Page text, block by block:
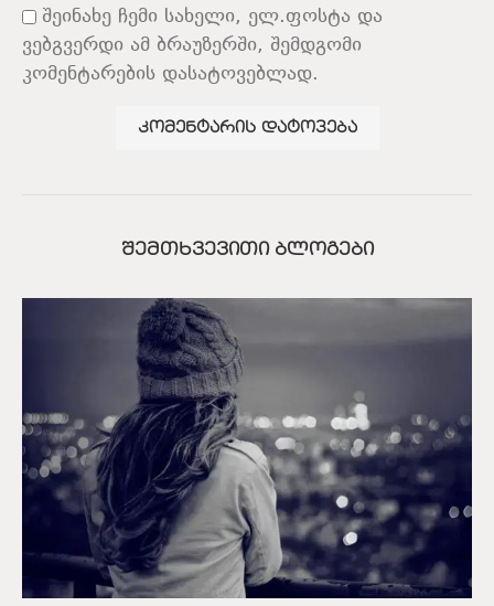
შეინახე ჩემი სახელი, ელ.ფოსტა და
ვებგვერდი ამ ბრაუზერში, შემდგომი
კომენტარების დასატოვებლად.
ᲨᲔᲛᲗᲮᲕᲔᲕᲘᲗᲘ ᲑᲚᲝᲒᲔᲑᲘ